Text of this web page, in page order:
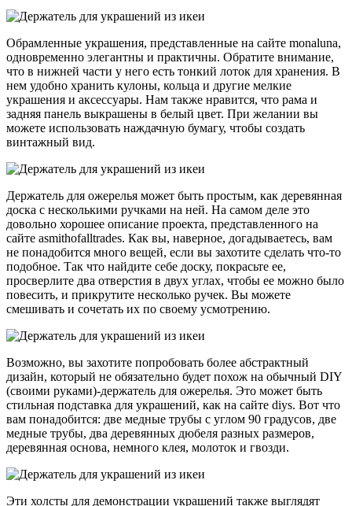
Обрамленные украшения, представленные на сайте monaluna,
одновременно элегантны и практичны. Обратите внимание,
что в нижней части у него есть тонкий лоток для хранения. В
нем удобно хранить кулоны, кольца и другие мелкие
украшения и аксессуары. Нам также нравится, что рама и
задняя панель выкрашены в белый цвет. При желании вы
можете использовать наждачную бумагу, чтобы создать
винтажный вид.
Держатель для ожерелья может быть простым, как деревянная
доска с несколькими ручками на ней. На самом деле это
довольно хорошее описание проекта, представленного на
сайте asmithofalltrades. Как вы, наверное, догадываетесь, вам
не понадобится много вещей, если вы захотите сделать что-то
подобное. Так что найдите себе доску, покрасьте ее,
просверлите два отверстия в двух углах, чтобы ее можно было
повесить, и прикрутите несколько ручек. Вы можете
смешивать и сочетать их по своему усмотрению.
Возможно, вы захотите попробовать более абстрактный
дизайн, который не обязательно будет похож на обычный DIY
(своими руками)-держатель для ожерелья. Это может быть
стильная подставка для украшений, как на сайте diys. Вот что
вам понадобится: две медные трубы с углом 90 градусов, две
медные трубы, два деревянных дюбеля разных размеров,
деревянная основа, немного клея, молоток и гвозди.
Эти холсты для демонстрации украшений также выглядят